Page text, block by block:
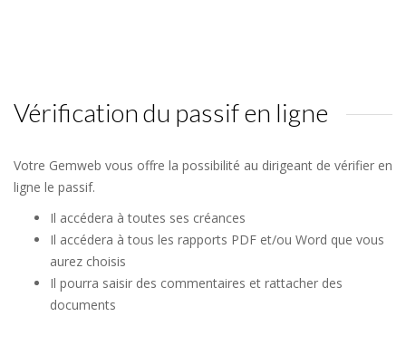
Vérification du passif en ligne
Votre Gemweb vous offre la possibilité au dirigeant de vérifier en
ligne le passif.
Il accédera à toutes ses créances
Il accédera à tous les rapports PDF et/ou Word que vous
aurez choisis
Il pourra saisir des commentaires et rattacher des
documents